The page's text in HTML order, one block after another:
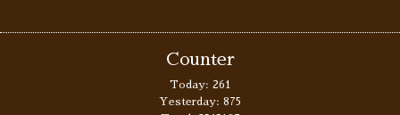
Counter
Today: 261
Yesterday: 875